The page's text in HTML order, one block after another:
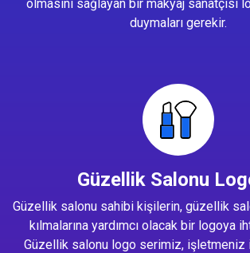
olmasını sağlayan bir makyaj sanatçısı
duymaları gerekir.
Güzellik Salonu
Güzellik salonu sahibi kişilerin, güzellik
kılmalarına yardımcı olacak bir logoya
Güzellik salonu logo serimiz, işletmeniz